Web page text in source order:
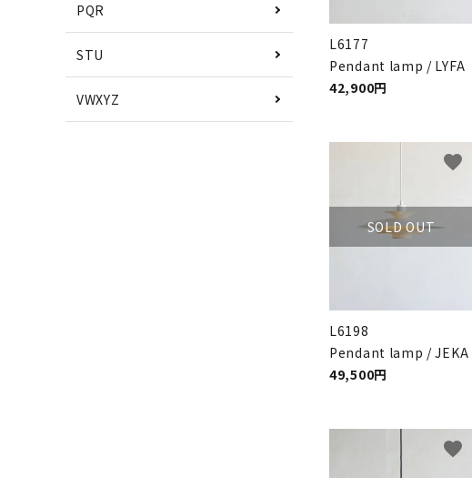
L6177
Pendant lamp / LYFA
42,900円
SOLD OUT
L6198
Pendant lamp / JEKA
49,500円
favorite
favorite
PQR
STU
VWXYZ